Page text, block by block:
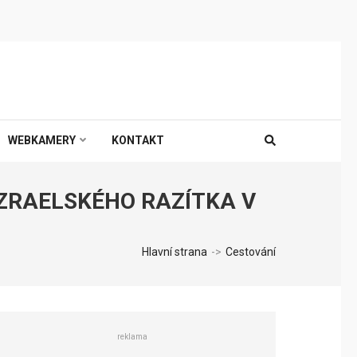
WEBKAMERY KONTAKT
RAZÍTKA V
Hlavní strana -> Cestování
reklama